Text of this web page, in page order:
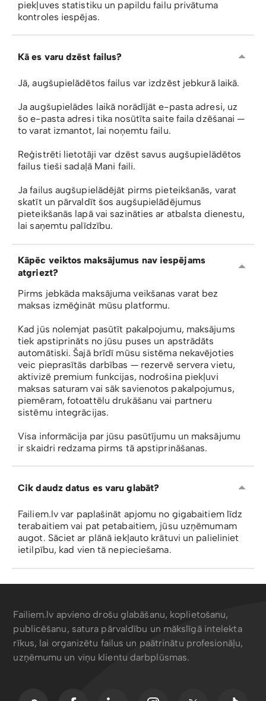
piekļuves statistiku un papildu failu privātuma
kontroles iespējas.
Kā es varu dzēst failus?
Jā, augšupielādētos failus var izdzēst jebkurā laikā.
Ja augšupielādes laikā norādījāt e-pasta adresi, uz
šo e-pasta adresi tika nosūtīta saite faila dzēšanai —
to varat izmantot, lai noņemtu failu.
Reģistrēti lietotāji var dzēst savus augšupielādētos
failus tieši sadaļā Mani faili.
Ja failus augšupielādējāt pirms pieteikšanās, varat
skatīt un pārvaldīt šos augšupielādējumus
pieteikšanās lapā vai sazināties ar atbalsta dienestu,
lai saņemtu palīdzību.
Kāpēc veiktos maksājumus nav iespējams
atgriezt?
Pirms jebkāda maksājuma veikšanas varat bez
maksas izmēģināt mūsu platformu.
Kad jūs nolemjat pasūtīt pakalpojumu, maksājums
tiek apstiprināts no jūsu puses un apstrādāts
automātiski. Šajā brīdī mūsu sistēma nekavējoties
veic pieprasītās darbības — rezervē servera vietu,
aktivizē premium funkcijas, nodrošina piekļuvi
maksas saturam vai sāk savienotos pakalpojumus,
piemēram, fotoattēlu drukāšanu vai partneru
sistēmu integrācijas.
Visa informācija par jūsu pasūtījumu un maksājumu
ir skaidri redzama pirms tā apstiprināšanas.
Cik daudz datus es varu glabāt?
Failiem.lv var paplašināt apjomu no gigabaitiem līdz
terabaitiem vai pat petabaitiem, jūsu uzņēmumam
augot. Sāciet ar plānā iekļauto krātuvi un palieliniet
ietilpību, kad vien tā nepieciešama.
Failiem.lv apvieno drošu glabāšanu, koplietošanu,
publicēšanu, satura pārvaldību un mākslīgā intelekta
rīkus, lai organizētu failus un paātrinātu profesionāļu,
uzņēmumu un viņu klientu darbplūsmas.